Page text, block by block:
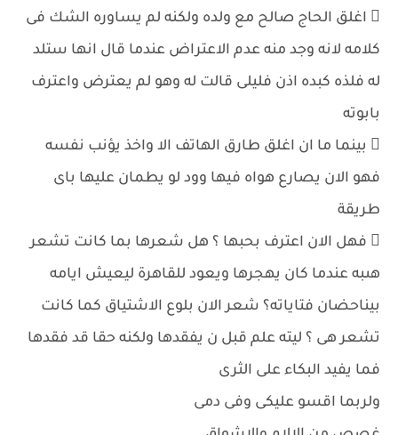
 اغلق الحاج صالح مع ولده ولكنه لم يساوره الشك فى
كلامه لانه وجد منه عدم الاعتراض عندما قال انها ستلد
له فلذه كبده اذن فليلى قالت له وهو لم يعترض واعترف
بابوته
 بينما ما ان اغلق طارق الهاتف الا واخذ يؤنب نفسه
فهو الان يصارع هواه فيها وود لو يطمان عليها باى
طريقة
 فهل الان اعترف بحبها ؟ هل شعرها بما كانت تشعر
هىبه عندما كان يهجرها ويعود للقاهرة ليعيش ايامه
بيناحضان فتاياته؟ شعر الان بلوع الاشتياق كما كانت
تشعر هى ؟ ليته علم قبل ن يفقدها ولكنه حقا قد فقدها
فما يفيد البكاء على الثرى
ولربما اقسو عليكى وفى دمى